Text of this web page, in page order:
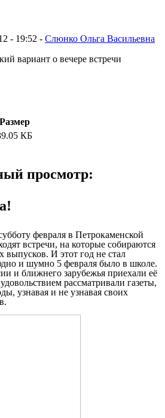
- 19:52 - Слюнко Ольга Васильевна
вариант о вечере встречи
Размер
КБ
просмотр:
февраля в Петрокаменской
встречи, на которые собираются
И этот год не стал
и шумно 5 февраля было в школе.
и ближнего зарубежья приехали её
рассматривали газеты,
узнавая и не узнавая своих